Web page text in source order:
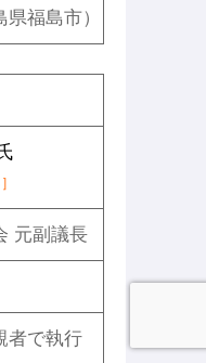
福島市）
元副議長
者で執行